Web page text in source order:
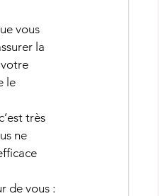
vous
la
le
très
ne
de vous :